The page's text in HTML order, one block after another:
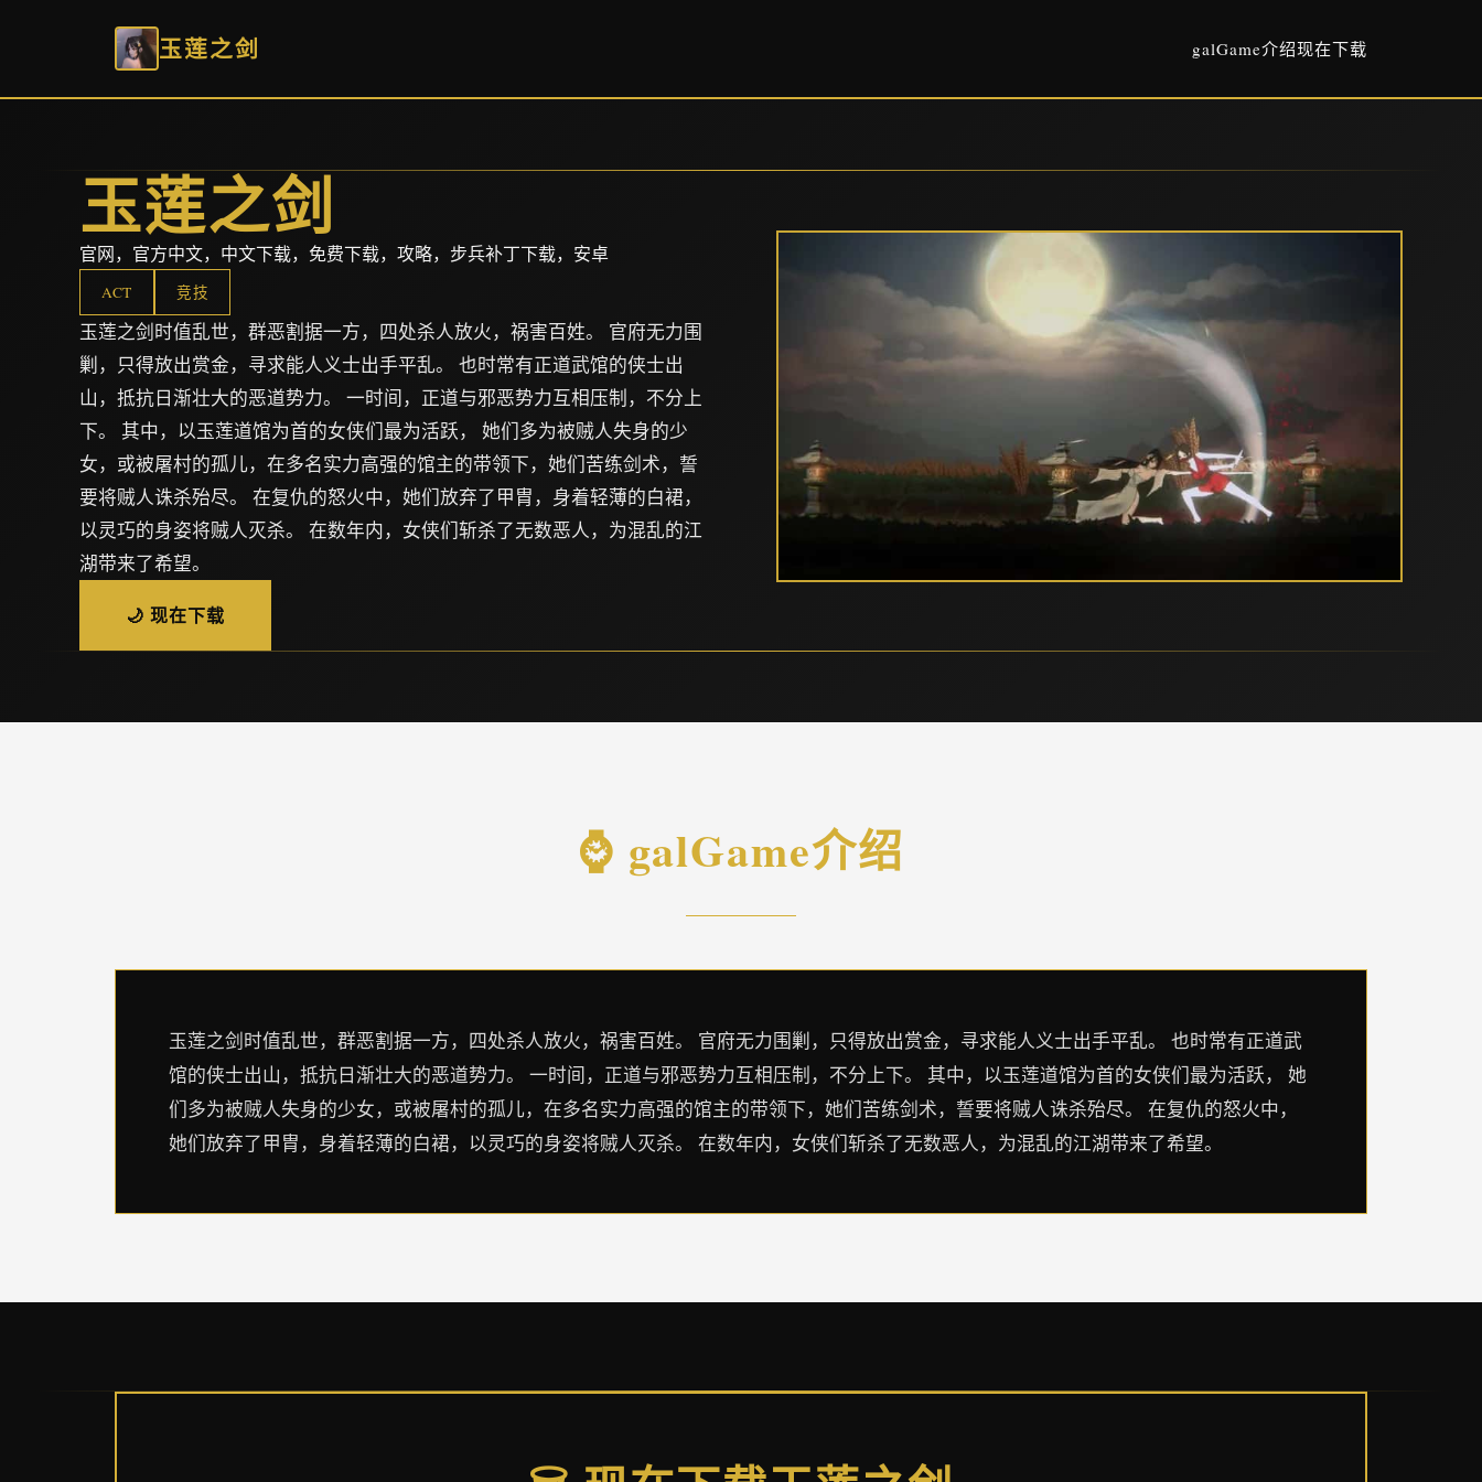
玉莲之剑 galGame介绍现在下载
玉莲之剑
官网，官方中文，中文下载，免费下载，攻略，步兵补丁下载，安卓
ACT 竞技
玉莲之剑时值乱世，群恶割据一方，四处杀人放火，祸害百姓。 官府无力围
剿，只得放出赏金，寻求能人义士出手平乱。 也时常有正道武馆的侠士出
山，抵抗日渐壮大的恶道势力。 一时间，正道与邪恶势力互相压制，不分上
下。 其中，以玉莲道馆为首的女侠们最为活跃， 她们多为被贼人失身的少
女，或被屠村的孤儿，在多名实力高强的馆主的带领下，她们苦练剑术，誓
要将贼人诛杀殆尽。 在复仇的怒火中，她们放弃了甲胄，身着轻薄的白裙，
以灵巧的身姿将贼人灭杀。 在数年内，女侠们斩杀了无数恶人，为混乱的江
湖带来了希望。
🌙 现在下载
⌚ galGame介绍
玉莲之剑时值乱世，群恶割据一方，四处杀人放火，祸害百姓。 官府无力围剿，只得放出赏金，寻求能人义士出手平乱。 也时常有正道武
馆的侠士出山，抵抗日渐壮大的恶道势力。 一时间，正道与邪恶势力互相压制，不分上下。 其中，以玉莲道馆为首的女侠们最为活跃， 她
们多为被贼人失身的少女，或被屠村的孤儿，在多名实力高强的馆主的带领下，她们苦练剑术，誓要将贼人诛杀殆尽。 在复仇的怒火中，
她们放弃了甲胄，身着轻薄的白裙，以灵巧的身姿将贼人灭杀。 在数年内，女侠们斩杀了无数恶人，为混乱的江湖带来了希望。